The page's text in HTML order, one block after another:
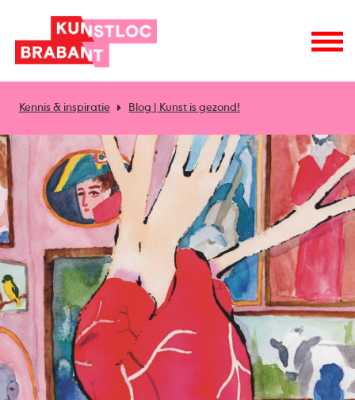
Kennis & inspiratie Blog | Kunst is gezond!